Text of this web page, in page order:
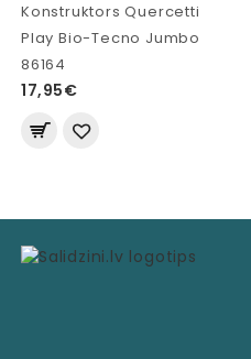
Konstruktors Quercetti
Play Bio-Tecno Jumbo
86164
17,95€